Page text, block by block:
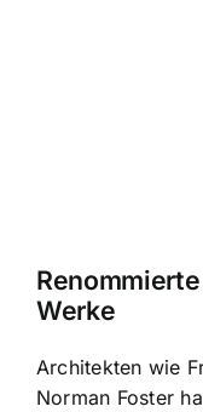
Werke
Architekten wie
Norman Foster